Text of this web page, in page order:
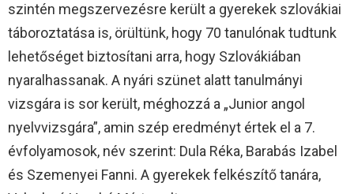
szintén megszervezésre került a gyerekek szlovákiai
táboroztatása is, örültünk, hogy 70 tanulónak tudtunk
lehetőséget biztosítani arra, hogy Szlovákiában
nyaralhassanak. A nyári szünet alatt tanulmányi
vizsgára is sor került, méghozzá a „Junior angol
nyelvvizsgára”, amin szép eredményt értek el a 7.
évfolyamosok, név szerint: Dula Réka, Barabás Izabel
és Szemenyei Fanni. A gyerekek felkészítő tanára,